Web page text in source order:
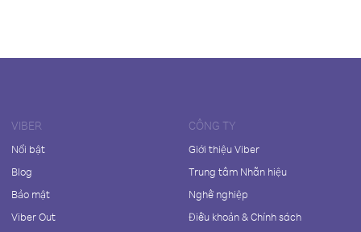
VIBER
Nổi bật
Blog
Bảo mật
Viber Out
CÔNG TY
Giới thiệu Viber
Trung tâm Nhãn hiệu
Nghề nghiệp
Điều khoản & Chính sách